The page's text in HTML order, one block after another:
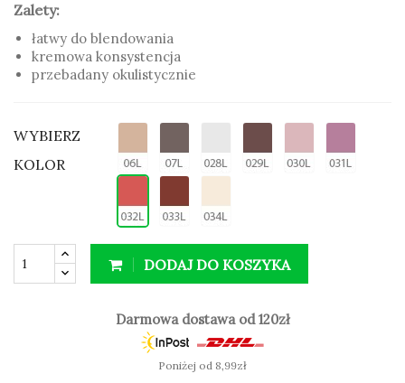
Cień w kredce należy do kolekcji long-lasting czyli
kredek o przedłużonym działaniu
makijaż jest trwałyi utrzymuje nawet 8 godzin.
różnych wykończeniach: metaliczne, matowe,
perłowe i satynowe.
łatwy do blendowania
kremowa konsystencja
przebadany okulistycznie
Zalety:
łatwy do blendowania
kremowa konsystencja
przebadany okulistycznie
WYBIERZ
KOLOR
DODAJ DO KOSZYKA
Darmowa dostawa od 120zł
Poniżej od 8,99zł